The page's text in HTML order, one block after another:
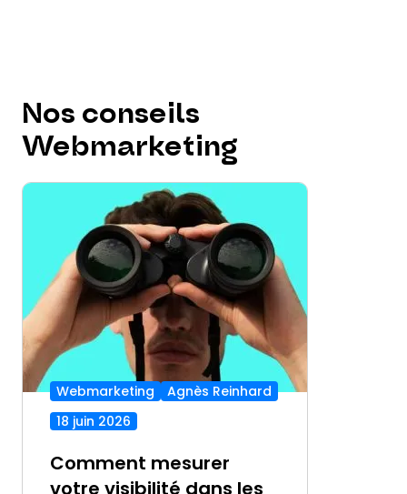
Nos conseils
Webmarketing
Webmarketing
Agnès Reinhard
18 juin 2026
Comment mesurer
votre visibilité dans les